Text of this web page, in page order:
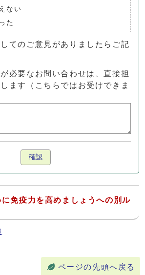
ない
た
てのご意見がありましたらご記
が必要なお問い合わせは、直接担
ます（こちらではお受けできま
確認
免疫力を高めましょうへの別ル
ページの先頭へ戻る